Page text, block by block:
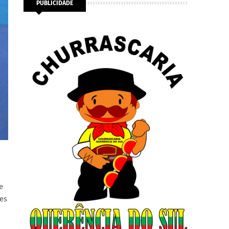
PUBLICIDADE